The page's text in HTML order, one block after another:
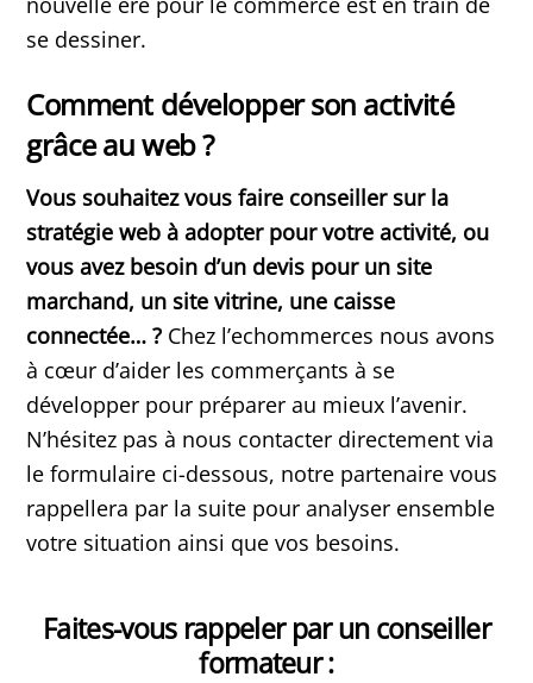
se dessiner.
Comment développer son activité
grâce au web ?
Vous souhaitez vous faire conseiller sur la
stratégie web à adopter pour votre activité, ou
vous avez besoin d’un devis pour un site
marchand, un site vitrine, une caisse
connectée… ? Chez l’echommerces nous avons
à cœur d’aider les commerçants à se
développer pour préparer au mieux l’avenir.
N’hésitez pas à nous contacter directement via
le formulaire ci-dessous, notre partenaire vous
rappellera par la suite pour analyser ensemble
votre situation ainsi que vos besoins.
Faites-vous rappeler par un conseiller
formateur :